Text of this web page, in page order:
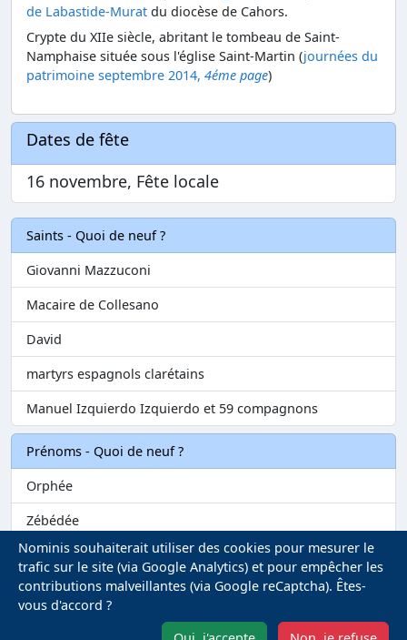
de Labastide-Murat du diocèse de Cahors.
Crypte du XIIe siècle, abritant le tombeau de Saint-
Namphaise située sous l'église Saint-Martin (journées du
patrimoine septembre 2014, 4éme page)
Dates de fête
16 novembre, Fête locale
Saints - Quoi de neuf ?
Giovanni Mazzuconi
Macaire de Collesano
David
martyrs espagnols clarétains
Manuel Izquierdo Izquierdo et 59 compagnons
Prénoms - Quoi de neuf ?
Orphée
Zébédée
Melvil
Matilin
Nominis souhaiterait utiliser des cookies pour mesurer le
trafic sur le site (via Google Analytics) et pour empêcher les
contributions malveillantes (via Google reCaptcha). Êtes-
vous d'accord ?